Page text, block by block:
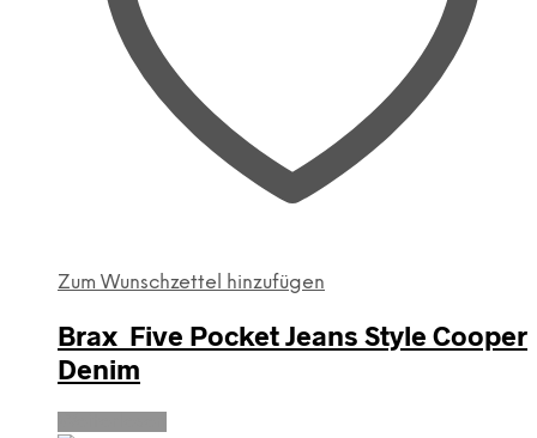
Zum Wunschzettel hinzufügen
Brax Five Pocket Jeans Style Cooper
Denim